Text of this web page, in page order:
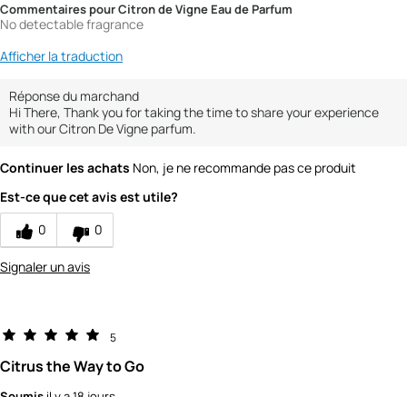
Commentaires pour Citron de Vigne Eau de Parfum
No detectable fragrance
Afficher la traduction
Réponse du marchand
Hi There, Thank you for taking the time to share your experience
with our Citron De Vigne parfum.
Continuer les achats Non, je ne recommande pas ce produit
Est-ce que cet avis est utile?
0
0
Signaler un avis
5
Citrus the Way to Go